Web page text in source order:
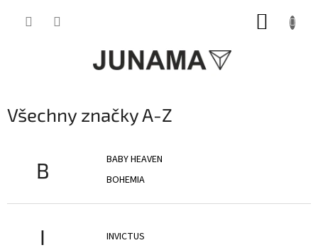
Všechny značky A-Z
B
BABY HEAVEN
BOHEMIA
I INVICTUS